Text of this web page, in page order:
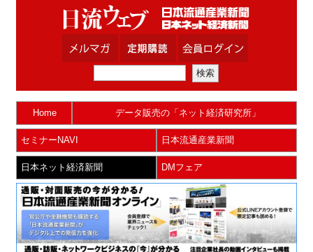
Home データ販売の「ネット経済研究所」
セミナーNAVI 日本流通産業新聞
日本ネット経済新聞 DMフェア